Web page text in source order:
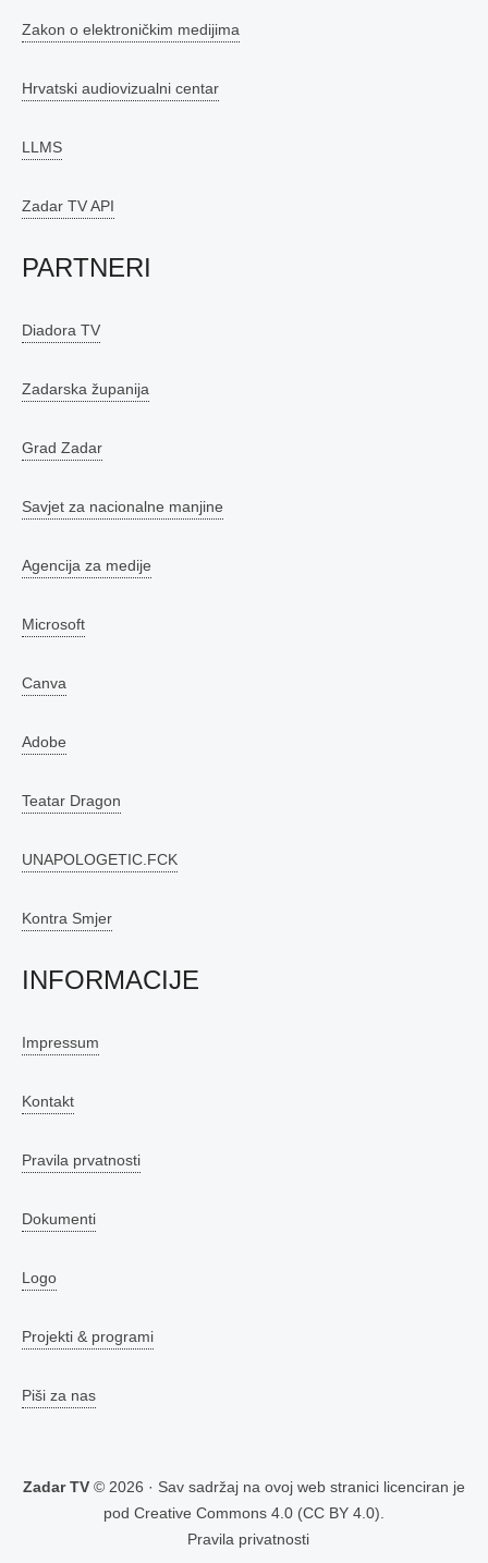
Zakon o elektroničkim medijima
Hrvatski audiovizualni centar
LLMS
Zadar TV API
PARTNERI
Diadora TV
Zadarska županija
Grad Zadar
Savjet za nacionalne manjine
Agencija za medije
Microsoft
Canva
Adobe
Teatar Dragon
UNAPOLOGETIC.FCK
Kontra Smjer
INFORMACIJE
Impressum
Kontakt
Pravila prvatnosti
Dokumenti
Logo
Projekti & programi
Piši za nas
Zadar TV © 2026 · Sav sadržaj na ovoj web stranici licenciran je
pod Creative Commons 4.0 (CC BY 4.0)
Pravila privatnosti